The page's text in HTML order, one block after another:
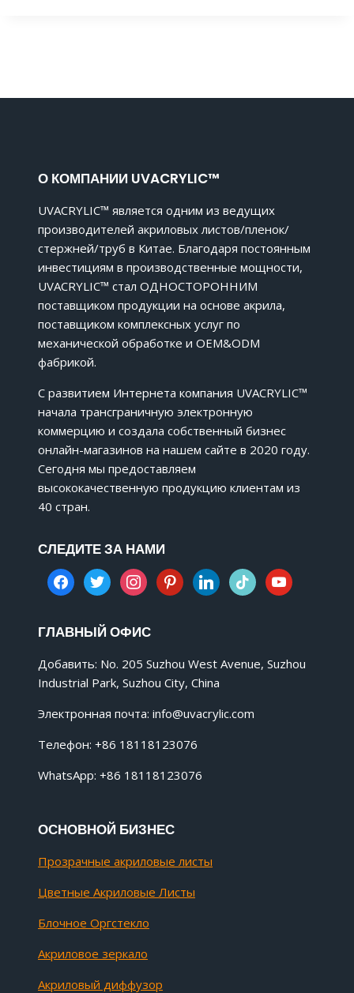
О КОМПАНИИ UVACRYLIC™
UVACRYLIC™ является одним из ведущих
производителей акриловых листов/пленок/
стержней/труб в Китае. Благодаря постоянным
инвестициям в производственные мощности,
UVACRYLIC™ стал ОДНОСТОРОННИМ
поставщиком продукции на основе акрила,
поставщиком комплексных услуг по
механической обработке и OEM&ODM
фабрикой.
С развитием Интернета компания UVACRYLIC™
начала трансграничную электронную
коммерцию и создала собственный бизнес
онлайн-магазинов на нашем сайте в 2020 году.
Сегодня мы предоставляем
высококачественную продукцию клиентам из
40 стран.
СЛЕДИТЕ ЗА НАМИ
facebooktwitterinstagrampinterestlinkedintiktok youtube
ГЛАВНЫЙ ОФИС
Добавить: No. 205 Suzhou West Avenue, Suzhou
Industrial Park, Suzhou City, China
Электронная почта: info@uvacrylic.com
Телефон: +86 18118123076
WhatsApp: +86 18118123076
ОСНОВНОЙ БИЗНЕС
Прозрачные акриловые листы
Цветные Акриловые Листы
Блочное Оргстекло
Акриловое зеркало
Акриловый диффузор